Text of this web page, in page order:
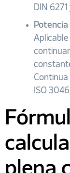
DIN 6271
Aplicable
Continua
ISO